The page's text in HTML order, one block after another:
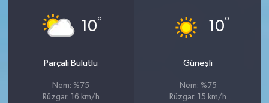
10°
Parçalı Bulutlu
Nem: %75
Rüzgar: 16 km/h
10°
Güneşli
Nem: %75
Rüzgar: 15 km/h